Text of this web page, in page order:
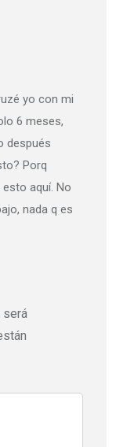
yo con mi
6 meses,
después
Porq
aquí. No
nada q es
será